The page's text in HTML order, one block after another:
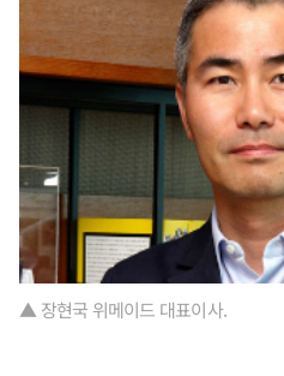
▲ 장현국 위메이드 대표이사.